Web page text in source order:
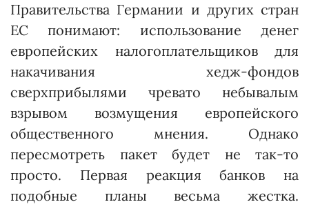
Правительства Германии и других стран
ЕС понимают: использование денег
европейских налогоплательщиков для
накачивания хедж-фондов
сверхприбылями чревато небывалым
взры­вом возмущения европейского
общественного мнения. Однако
пересмотреть пакет будет не так-то
просто. Первая реакция банков на
подобные планы весьма жестка.